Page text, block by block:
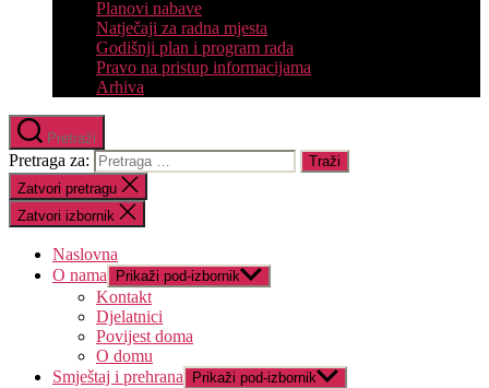
Planovi nabave
Natječaji za radna mjesta
Godišnji plan i program rada
Pravo na pristup informacijama
Arhiva
Pretraži
Pretraga za:
Zatvori pretragu
Zatvori izbornik
Naslovna
O nama
Prikaži pod-izbornik
Kontakt
Djelatnici
Povijest doma
O domu
Smještaj i prehrana
Prikaži pod-izbornik